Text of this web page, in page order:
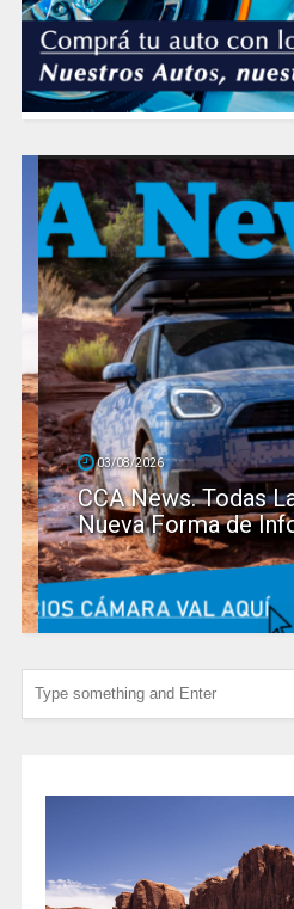
03/08/2026
CCA News. Todas
Nueva Forma de